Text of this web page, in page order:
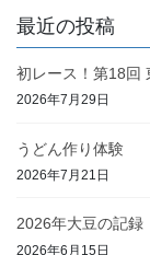
最近の投稿
初レース！第18回
2026年7月29日
うどん作り体験
2026年7月21日
2026年大豆の記録
2026年6月15日